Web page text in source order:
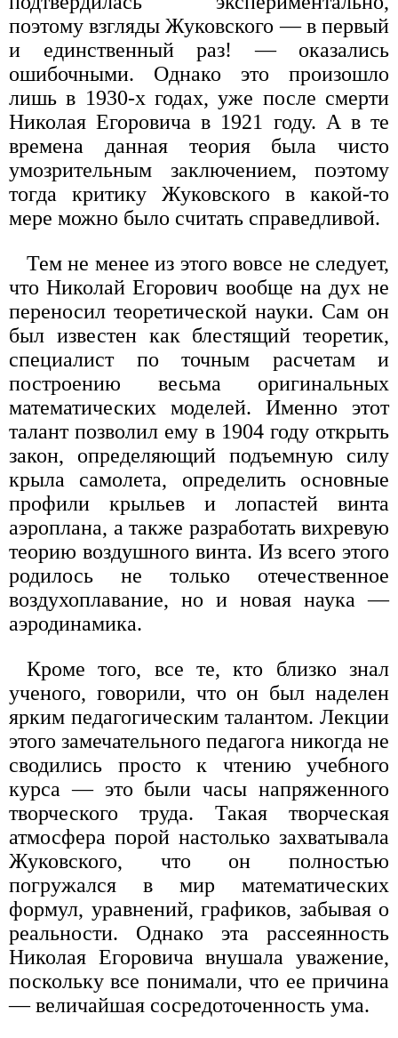
поэтому взгляды Жуковского — в первый
и единственный раз! — оказались
ошибочными. Однако это произошло
лишь в 1930-х годах, уже после смерти
Николая Егоровича в 1921 году. А в те
времена данная теория была чисто
умозрительным заключением, поэтому
тогда критику Жуковского в какой-то
мере можно было считать справедливой.
Тем не менее из этого вовсе не следует,
что Николай Егорович вообще на дух не
переносил теоретической науки. Сам он
был известен как блестящий теоретик,
специалист по точным расчетам и
построению весьма оригинальных
математических моделей. Именно этот
талант позволил ему в 1904 году открыть
закон, определяющий подъемную силу
крыла самолета, определить основные
профили крыльев и лопастей винта
аэроплана, а также разработать вихревую
теорию воздушного винта. Из всего этого
родилось не только отечественное
воздухоплавание, но и новая наука —
аэродинамика.
Кроме того, все те, кто близко знал
ученого, говорили, что он был наделен
ярким педагогическим талантом. Лекции
этого замечательного педагога никогда не
сводились просто к чтению учебного
курса — это были часы напряженного
творческого труда. Такая творческая
атмосфера порой настолько захватывала
Жуковского, что он полностью
погружался в мир математических
формул, уравнений, графиков, забывая о
реальности. Однако эта рассеянность
Николая Егоровича внушала уважение,
поскольку все понимали, что ее причина
— величайшая сосредоточенность ума.